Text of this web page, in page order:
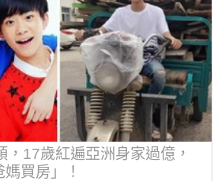
17歲紅遍亞洲身家過億，
買房」！